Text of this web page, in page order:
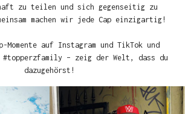
zu teilen und sich gegenseitig zu
machen wir jede Cap einzigartig!
Momente auf Instagram und TikTok und
#topperzfamily – zeig der Welt, dass du
dazugehörst!